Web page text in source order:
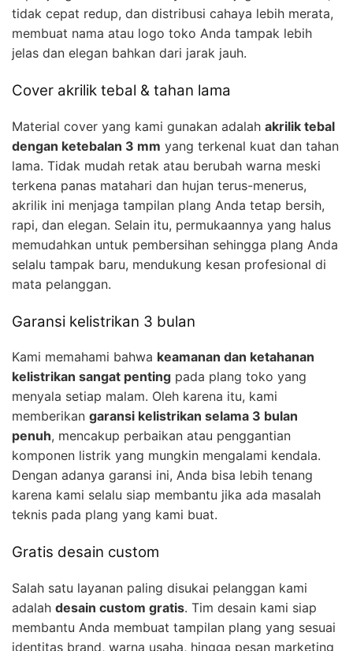
tidak cepat redup, dan distribusi cahaya lebih merata,
membuat nama atau logo toko Anda tampak lebih
jelas dan elegan bahkan dari jarak jauh.
Cover akrilik tebal & tahan lama
Material cover yang kami gunakan adalah akrilik tebal
dengan ketebalan 3 mm yang terkenal kuat dan tahan
lama. Tidak mudah retak atau berubah warna meski
terkena panas matahari dan hujan terus-menerus,
akrilik ini menjaga tampilan plang Anda tetap bersih,
rapi, dan elegan. Selain itu, permukaannya yang halus
memudahkan untuk pembersihan sehingga plang Anda
selalu tampak baru, mendukung kesan profesional di
mata pelanggan.
Garansi kelistrikan 3 bulan
Kami memahami bahwa keamanan dan ketahanan
kelistrikan sangat penting pada plang toko yang
menyala setiap malam. Oleh karena itu, kami
memberikan garansi kelistrikan selama 3 bulan
penuh, mencakup perbaikan atau penggantian
komponen listrik yang mungkin mengalami kendala.
Dengan adanya garansi ini, Anda bisa lebih tenang
karena kami selalu siap membantu jika ada masalah
teknis pada plang yang kami buat.
Gratis desain custom
Salah satu layanan paling disukai pelanggan kami
adalah desain custom gratis. Tim desain kami siap
membantu Anda membuat tampilan plang yang sesuai
identitas brand, warna usaha, hingga pesan marketing